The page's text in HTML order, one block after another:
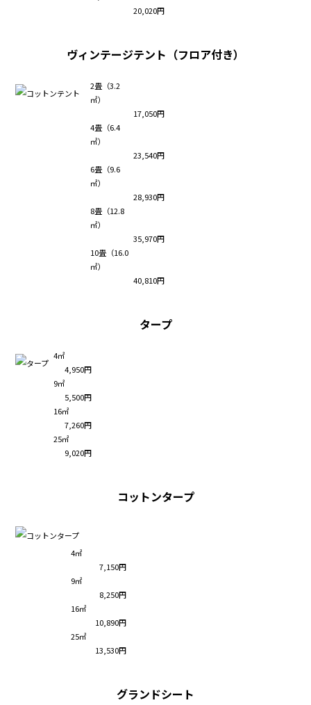
20,020円
ヴィンテージテント（フロア付き）
2畳（3.2
㎡）
17,050円
4畳（6.4
㎡）
23,540円
6畳（9.6
㎡）
28,930円
8畳（12.8
㎡）
35,970円
10畳（16.0
㎡）
40,810円
タープ
4㎡
4,950円
9㎡
5,500円
16㎡
7,260円
25㎡
9,020円
コットンタープ
4㎡
7,150円
9㎡
8,250円
16㎡
10,890円
25㎡
13,530円
グランドシート